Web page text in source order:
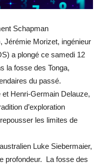
Schapman
Jérémie Morizet, ingénieur
a plongé ce samedi 12
la fosse des Tonga,
du passé.
Henri-Germain Delauze,
d’exploration
les limites de
Luke Siebermaier,
profondeur. La fosse des